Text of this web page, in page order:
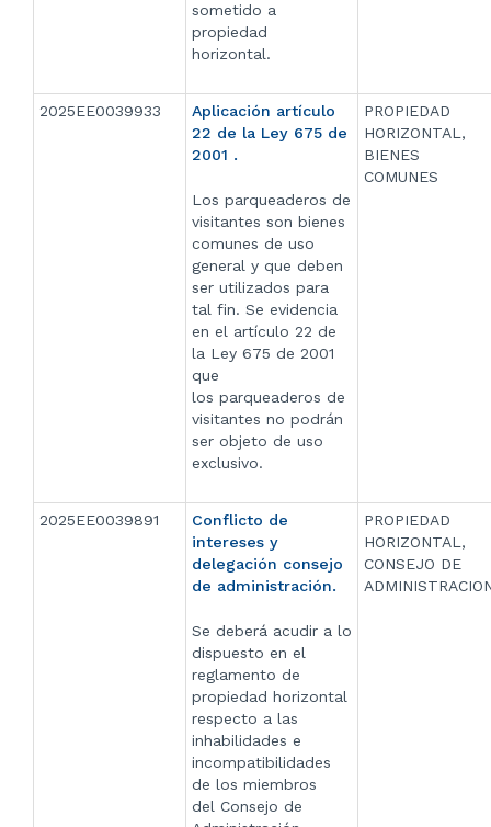
sometido a
propiedad
horizontal.
2025EE0039933
Aplicación artículo
22 de la Ley 675 de
2001 .
Los parqueaderos de
visitantes son bienes
comunes de uso
general y que deben
ser utilizados para
tal fin. Se evidencia
en el artículo 22 de
la Ley 675 de 2001
que
los parqueaderos de
visitantes no podrán
ser objeto de uso
exclusivo.
PROPIEDAD
HORIZONTAL,
BIENES
COMUNES
2025EE0039891
Conflicto de
intereses y
delegación consejo
de administración.
Se deberá acudir a lo
dispuesto en el
reglamento de
propiedad horizontal
respecto a las
inhabilidades e
incompatibilidades
de los miembros
del Consejo de
PROPIEDAD
HORIZONTAL,
CONSEJO DE